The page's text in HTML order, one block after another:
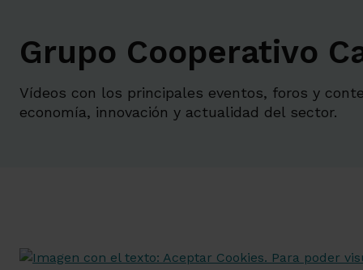
Grupo Cooperativo
Vídeos con los principales eventos, foros y
economía, innovación y actualidad del sector.